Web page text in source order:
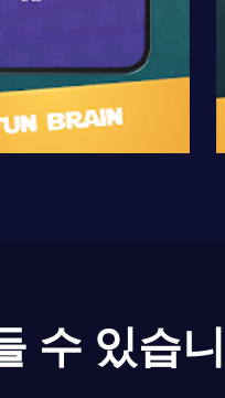
수 있습